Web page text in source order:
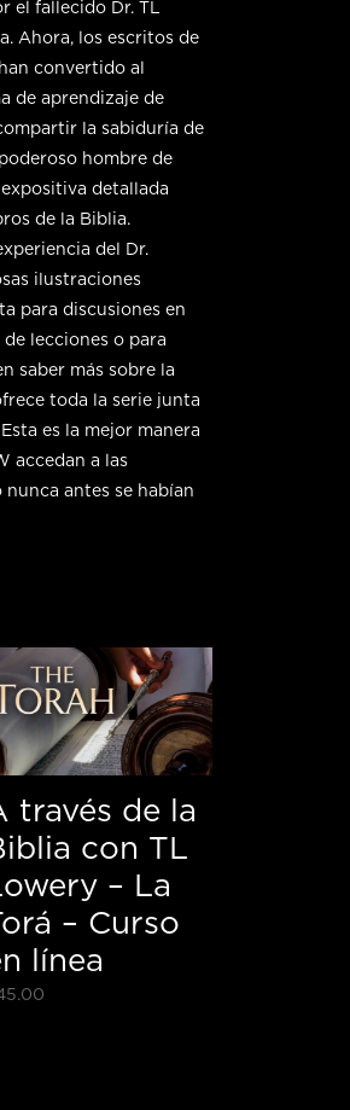
el fallecido Dr. TL
Ahora, los escritos de
convertido al
de aprendizaje de
la sabiduría de
hombre de
detallada
de la Biblia.
del Dr.
ilustraciones
para discusiones en
lecciones o para
saber más sobre la
toda la serie junta
es la mejor manera
accedan a las
antes se habían
través de la
con TL
– La
– Curso
línea